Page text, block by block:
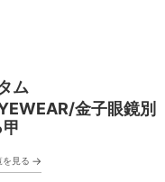
ム
金子眼鏡別
見る →